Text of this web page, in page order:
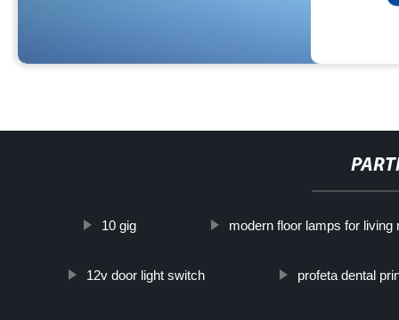
10 gig modern floor lamps for living
12v door light switch profeta dental